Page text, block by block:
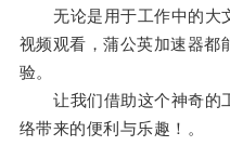
无论是用于工作中的大
视频观看，蒲公英加速器都
验。
让我们借助这个神奇的
络带来的便利与乐趣！。